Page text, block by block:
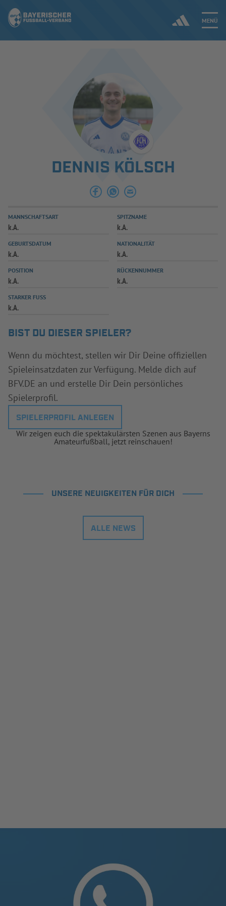
MENÜ
ERGEBNISSE & WETTBEWERBE
SPIELBETRIEB & VERBANDSLEBEN
AUSBILDUNG & FÖRDERUNG
SPIELPLUS
DENNIS KÖLSCH
MANNSCHAFTSART
k.A.
SPITZNAME
k.A.
GEBURTSDATUM
k.A.
NATIONALITÄT
k.A.
POSITION
k.A.
RÜCKENNUMMER
k.A.
STARKER FUSS
k.A.
BIST DU DIESER SPIELER?
Wenn du möchtest, stellen wir Dir Deine offiziellen
Spieleinsatzdaten zur Verfügung. Melde dich auf
BFV.DE an und erstelle Dir Dein persönliches
Spielerprofil.
SPIELERPROFIL ANLEGEN
Wir zeigen euch die spektakulärsten Szenen aus Bayerns
Amateurfußball, jetzt reinschauen!
UNSERE NEUIGKEITEN FÜR DICH
ALLE NEWS